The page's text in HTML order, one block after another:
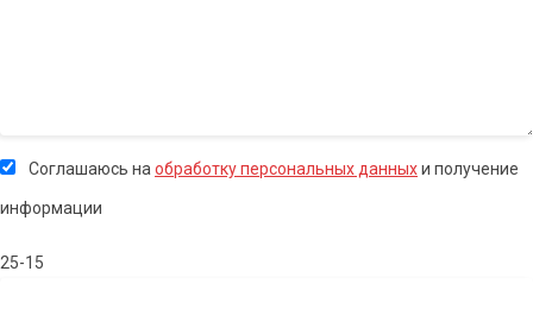
Соглашаюсь на обработку персональных данныхи получение
информации
25-15